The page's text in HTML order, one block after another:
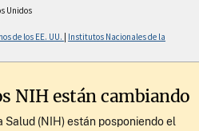
Unidos
de los EE. UU.
Institutos Nacionales de la
NIH están cambiando
(NIH) están posponiendo el